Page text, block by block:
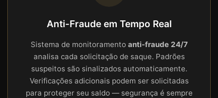
Anti-Fraude em Tempo Real
Sistema de monitoramento anti-fraude 24/7
analisa cada solicitação de saque. Padrões
suspeitos são sinalizados automaticamente.
Verificações adicionais podem ser solicitadas
para proteger seu saldo — segurança é sempre